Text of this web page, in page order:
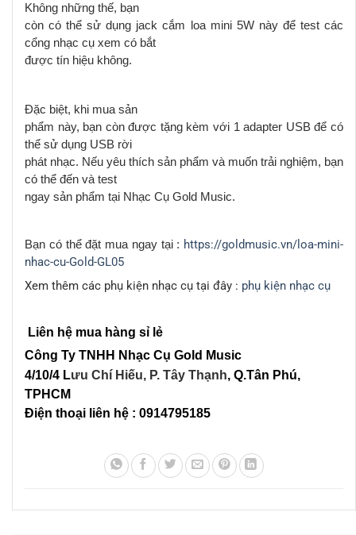
Không những thế, bạn
còn có thể sử dụng jack cắm loa mini 5W này để test các
cổng nhạc cụ xem có bắt
được tín hiệu không.
Đặc biệt, khi mua sản
phẩm này, bạn còn được tặng kèm với 1 adapter USB để có
thể sử dụng USB rời
phát nhạc. Nếu yêu thích sản phẩm và muốn trải nghiệm, bạn
có thể đến và test
ngay sản phẩm tại Nhạc Cụ Gold Music.
Bạn có thể đặt mua ngay tại : https://goldmusic.vn/loa-mini-
nhac-cu-Gold-GL05
Xem thêm các phụ kiện nhạc cụ tại đây : phụ kiện nhạc cụ
Liên hệ mua hàng sỉ lẻ
Công Ty TNHH Nhạc Cụ Gold Music
4/10/4 Lưu Chí Hiếu, P. Tây Thạnh, Q.Tân Phú,
TPHCM
Điện thoại liên hệ : 0914795185